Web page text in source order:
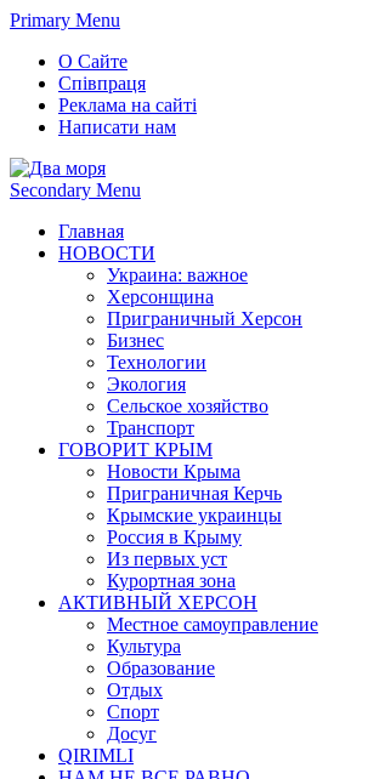
Primary Menu
О Сайте
Співпраця
Реклама на сайті
Написати нам
Secondary Menu
Главная
НОВОСТИ
Украина: важное
Херсонщина
Приграничный Херсон
Бизнес
Технологии
Экология
Сельское хозяйство
Транспорт
ГОВОРИТ КРЫМ
Новости Крыма
Приграничная Керчь
Крымские украинцы
Россия в Крыму
Из первых уст
Курортная зона
АКТИВНЫЙ ХЕРСОН
Местное самоуправление
Культура
Образование
Отдых
Спорт
Досуг
QIRIMLI